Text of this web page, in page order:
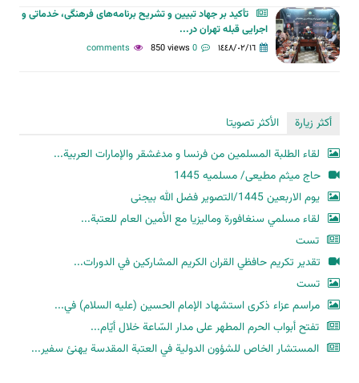
تأکید بر جهاد تبیین و تشریح برنامه‌های فرهنگی، خدماتی و
اجرایی قبله تهران در...
١٤٤٨/٠٢/١٦ 0 comments
850 views
أكثر زيارة
الأكثر تصويتا
لقاء الطلبة المسلمين من فرنسا و مدغشقر والإمارات العربية...
حاج میثم مطیعی/ مسلمیه 1445
یوم الاربعین 1445/التصویر فضل الله بیجنی
لقاء مسلمي سنغافورة وماليزيا مع الأمين العام للعتبة...
تست
تقدير تكريم حافظي القران الكريم المشاركين في الدورات...
تست
مراسم عزاء ذكرى استشهاد الإمام الحسين (عليه السلام) في...
تفتح أبواب الحرم المطهر على مدار السّاعة خلال أيّام...
المستشار الخاص للشؤون الدولية في العتبة المقدسة يهنئ سفير...